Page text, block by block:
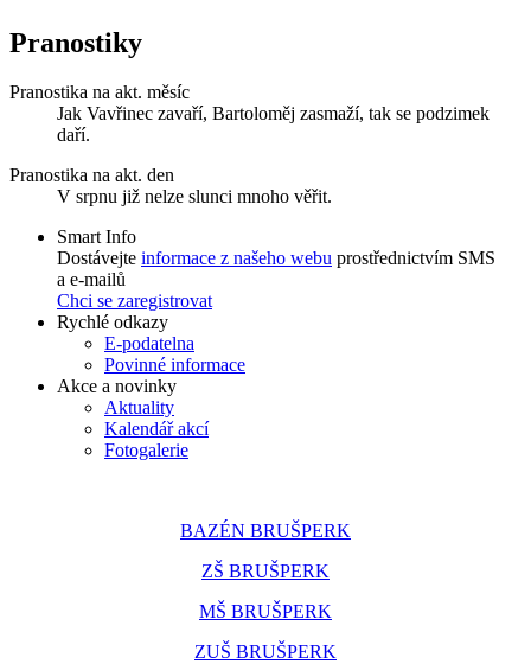
Pranostiky
Pranostika na akt. měsíc
Jak Vavřinec zavaří, Bartoloměj zasmaží, tak se podzimek
daří.
Pranostika na akt. den
V srpnu již nelze slunci mnoho věřit.
Smart Info
Dostávejte informace z našeho webu prostřednictvím SMS
a e-mailů
Chci se zaregistrovat
Rychlé odkazy
E-podatelna
Povinné informace
Akce a novinky
Aktuality
Kalendář akcí
Fotogalerie
BAZÉN BRUŠPERK
ZŠ BRUŠPERK
MŠ BRUŠPERK
ZUŠ BRUŠPERK